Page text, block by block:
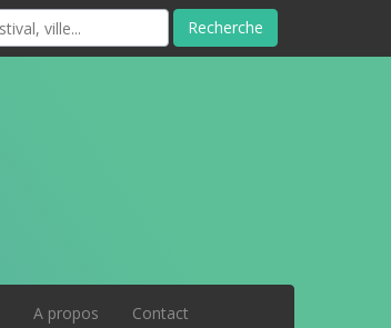
Recherche
A propos Contact